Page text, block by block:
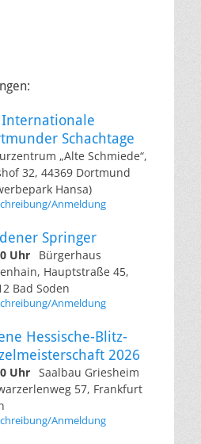
Internationale
Schachtage
„Alte Schmiede“,
32, 44369 Dortmund
Hansa)
Anmeldung
Springer
Uhr
Bürgerhaus
Hauptstraße 45,
Bad Soden
Anmeldung
Hessische-Blitz-
2026
Uhr Saalbau Griesheim
57, Frankfurt
Anmeldung